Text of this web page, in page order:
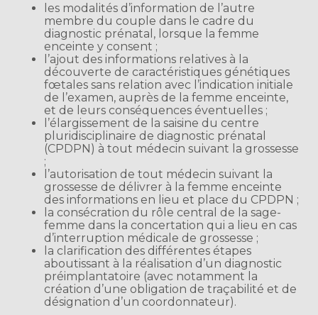
les modalités d’information de l’autre
membre du couple dans le cadre du
diagnostic prénatal, lorsque la femme
enceinte y consent ;
l’ajout des informations relatives à la
découverte de caractéristiques génétiques
fœtales sans relation avec l’indication initiale
de l’examen, auprès de la femme enceinte,
et de leurs conséquences éventuelles ;
l’élargissement de la saisine du centre
pluridisciplinaire de diagnostic prénatal
(CPDPN) à tout médecin suivant la grossesse
;
l’autorisation de tout médecin suivant la
grossesse de délivrer à la femme enceinte
des informations en lieu et place du CPDPN ;
la consécration du rôle central de la sage-
femme dans la concertation qui a lieu en cas
d’interruption médicale de grossesse ;
la clarification des différentes étapes
aboutissant à la réalisation d’un diagnostic
préimplantatoire (avec notamment la
création d’une obligation de traçabilité et de
désignation d’un coordonnateur).